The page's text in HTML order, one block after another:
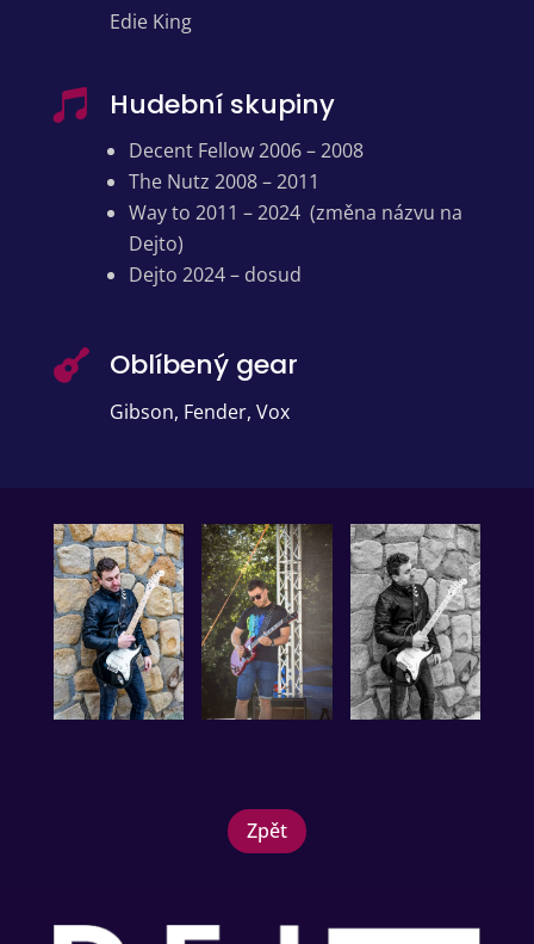
Edie King
 Hudební skupiny
Decent Fellow2006 – 2008
The Nutz 2008 – 2011
Way to 2011 – 2024 (změna názvu na
Dejto)
Dejto 2024 – dosud
 Oblíbený gear
Gibson, Fender, Vox
Zpět